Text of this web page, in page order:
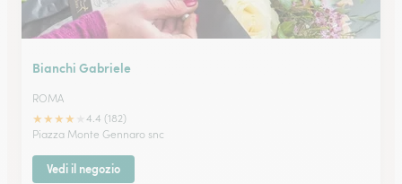
Bianchi Gabriele
ROMA
★★★★
4.4 (182)
Piazza Monte Gennaro snc
Vedi il negozio